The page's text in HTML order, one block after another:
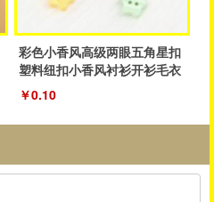
彩色小香风高级两眼五角星扣
塑料纽扣小香风衬衫开衫毛衣
纽扣厂家
￥0.10